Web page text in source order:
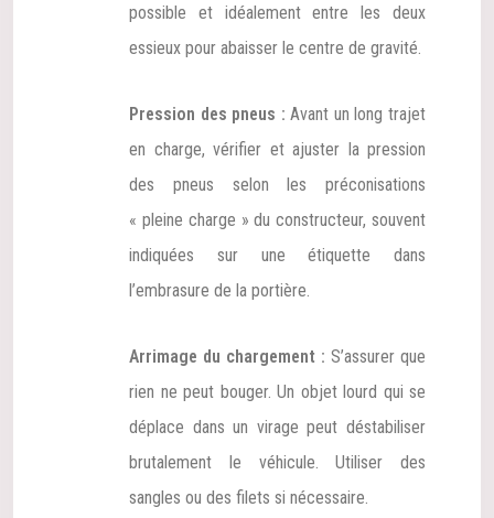
possible et idéalement entre les deux
essieux pour abaisser le centre de gravité.
Pression des pneus : Avant un long trajet
en charge, vérifier et ajuster la pression
des pneus selon les préconisations
« pleine charge » du constructeur, souvent
indiquées sur une étiquette dans
l’embrasure de la portière.
Arrimage du chargement : S’assurer que
rien ne peut bouger. Un objet lourd qui se
déplace dans un virage peut déstabiliser
brutalement le véhicule. Utiliser des
sangles ou des filets si nécessaire.